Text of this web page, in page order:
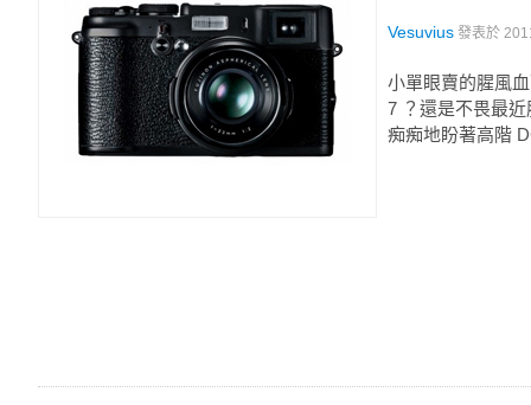
Vesuvius 發表於
小單眼賣的腥風
7 ？還是不畏最
痴痴地盼著高階